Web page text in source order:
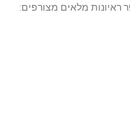
4213. מספר מקורות: 9. מספר ראיונות מלאים מצורפים: